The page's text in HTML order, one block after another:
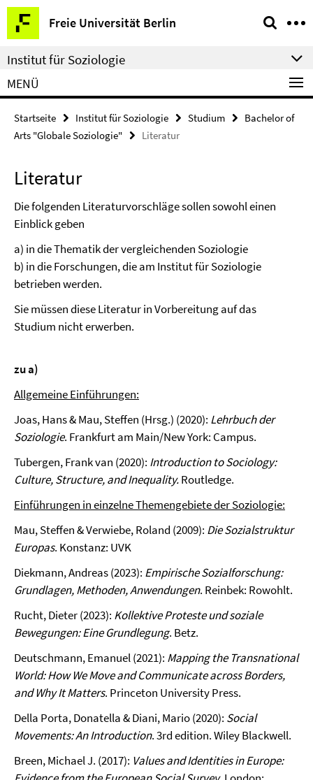
Springe
direkt
zu
Inhalt
Freie Universität Berlin
Service-
Navigation
Institut für Soziologie
MENÜ
Startseite Institut für Soziologie Studium
Bachelor of
Arts "Globale Soziologie"
Literatur
Literatur
Die folgenden Literaturvorschläge sollen sowohl einen
Einblick geben
a) in die Thematik der vergleichenden Soziologie
b) in die Forschungen, die am Institut für Soziologie
betrieben werden.
Sie müssen diese Literatur in Vorbereitung auf das
Studium nicht erwerben.
zu a)
Allgemeine Einführungen:
Joas, Hans & Mau, Steffen (Hrsg.) (2020): Lehrbuch der
Soziologie. Frankfurt am Main/New York: Campus.
Tubergen, Frank van (2020): Introduction to Sociology:
Culture, Structure, and Inequality.Routledge.
Einführungen in einzelne Themengebiete der Soziologie:
Mau, Steffen & Verwiebe, Roland (2009): Die Sozialstruktur
Europas. Konstanz: UVK
Diekmann, Andreas (2023): Empirische Sozialforschung:
Grundlagen, Methoden, Anwendungen. Reinbek: Rowohlt.
Rucht, Dieter (2023): Kollektive Proteste und soziale
Bewegungen: Eine Grundlegung. Betz.
Deutschmann, Emanuel (2021): Mapping the Transnational
World: How We Move and Communicate across Borders,
and Why It Matters. Princeton University Press.
Della Porta, Donatella & Diani, Mario (2020): Social
Movements: An Introduction. 3rd edition. Wiley Blackwell.
Breen, Michael J. (2017): Values and Identities in Europe: